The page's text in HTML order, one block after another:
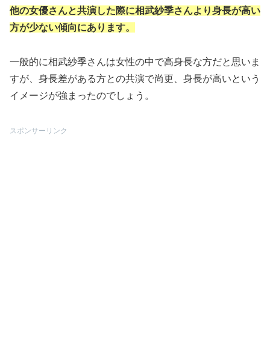
他の女優さんと共演した際に相武紗季さんより身長が高い
方が少ない傾向にあります。
一般的に相武紗季さんは女性の中で高身長な方だと思いま
すが、身長差がある方との共演で尚更、身長が高いという
イメージが強まったのでしょう。
スポンサーリンク